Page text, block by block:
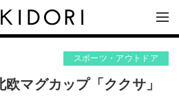
スポーツ・アウトドア
マグカップ「ククサ」